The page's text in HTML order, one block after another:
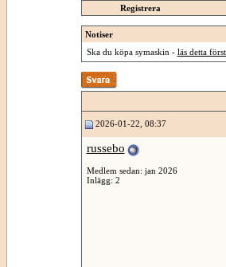
Registrera
Notiser
Ska du köpa symaskin - läs detta
2026-01-22, 08:37
russebo
Medlem sedan: jan 2026
Inlägg: 2